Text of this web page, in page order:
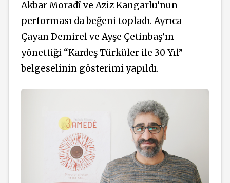
Akbar Moradî ve Aziz Kangarlu’nun
performası da beğeni topladı. Ayrıca
Çayan Demirel ve Ayşe Çetinbaş’ın
yönettiği “Kardeş Türküler ile 30 Yıl”
belgeselinin gösterimi yapıldı.